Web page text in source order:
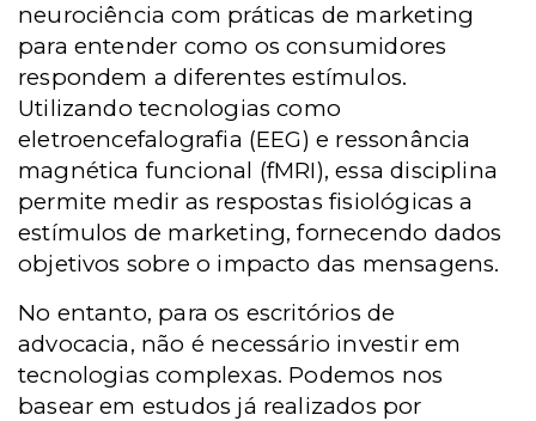
neurociência com práticas de marketing
para entender como os consumidores
respondem a diferentes estímulos.
Utilizando tecnologias como
eletroencefalografia (EEG) e ressonância
magnética funcional (fMRI), essa disciplina
permite medir as respostas fisiológicas a
estímulos de marketing, fornecendo dados
objetivos sobre o impacto das mensagens.
No entanto, para os escritórios de
advocacia, não é necessário investir em
tecnologias complexas. Podemos nos
basear em estudos já realizados por